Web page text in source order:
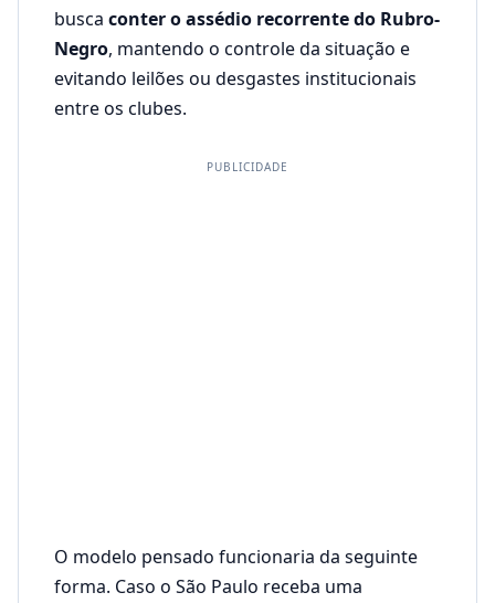
busca conter o assédio recorrente do Rubro-
Negro, mantendo o controle da situação e
evitando leilões ou desgastes institucionais
entre os clubes.
PUBLICIDADE
O modelo pensado funcionaria da seguinte
forma. Caso o São Paulo receba uma